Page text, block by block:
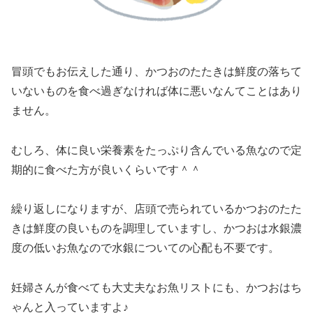
冒頭でもお伝えした通り、かつおのたたきは鮮度の落ちて
いないものを食べ過ぎなければ体に悪いなんてことはあり
ません。
むしろ、体に良い栄養素をたっぷり含んでいる魚なので定
期的に食べた方が良いくらいです＾＾
繰り返しになりますが、店頭で売られているかつおのたた
きは鮮度の良いものを調理していますし、かつおは水銀濃
度の低いお魚なので水銀についての心配も不要です。
妊婦さんが食べても大丈夫なお魚リストにも、かつおはち
ゃんと入っていますよ♪